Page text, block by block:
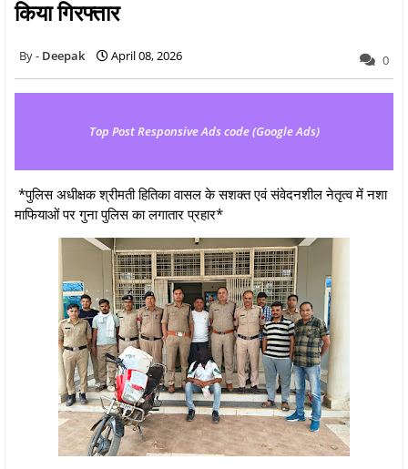
किया गिरफ्तार
Deepak April 08, 2026 0
Top Post Responsive Ads code (Google Ads)
*पुलिस अधीक्षक श्रीमती हितिका वासल के सशक्त एवं संवेदनशील नेतृत्व में नशा
माफियाओं पर गुना पुलिस का लगातार प्रहार*